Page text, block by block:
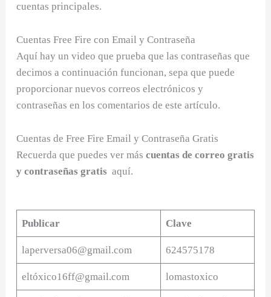
cuentas principales.
Cuentas Free Fire con Email y Contraseña
Aquí hay un video que prueba que las contraseñas que
decimos a continuación funcionan, sepa que puede
proporcionar nuevos correos electrónicos y
contraseñas en los comentarios de este artículo.
Cuentas de Free Fire Email y Contraseña Gratis
Recuerda que puedes ver más cuentas de correo gratis
y contraseñas gratis aquí.
Publicar Clave
laperversa06@gmail.com 624575178
eltóxico16ff@gmail.com lomastoxico